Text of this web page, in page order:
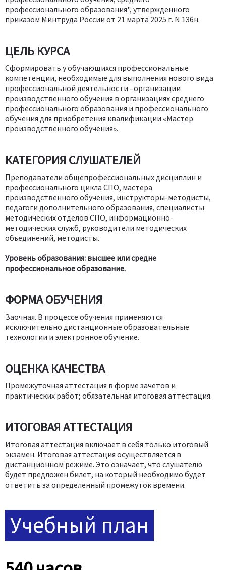
профессионального образования", утвержденного
приказом Минтруда России от 21 марта 2025 г. N 136н.
ЦЕЛЬ КУРСА
Сформировать у обучающихся профессиональные
компетенции, необходимые для выполнения нового вида
профессиональной деятельности –организации
производственного обучения в организациях среднего
профессионального образования и профессионального
обучения для приобретения квалификации «Мастер
производственного обучения».
КАТЕГОРИЯ СЛУШАТЕЛЕЙ
Преподаватели общепрофессиональных дисциплин и
профессионального цикла СПО, мастера
производственного обучения, инструкторы-методисты,
педагоги дополнительного образования, специалисты
методических отделов СПО, информационно-
методических служб, руководители методических
объединений, методисты.
Уровень образования: высшее или средне
профессиональное образование.
ФОРМА ОБУЧЕНИЯ
Заочная. В процессе обучения применяются
исключительно дистанционные образовательные
технологии и электронное обучение.
ОЦЕНКА КАЧЕСТВА
Промежуточная аттестация в форме зачетов и
практических работ; обязательная итоговая аттестация.
ИТОГОВАЯ АТТЕСТАЦИЯ
Итоговая аттестация включает в себя только итоговый
экзамен. Итоговая аттестация осуществляется в
дистанционном режиме. Это означает, что слушателю
будет предложен билет, на который необходимо будет
ответить за определенный промежуток времени.
Учебный план